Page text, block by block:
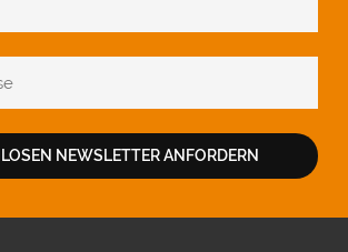
NEWSLETTER ANFORDERN